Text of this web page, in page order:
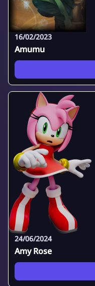
16/02/2023
Amumu
24/06/2024
Amy Rose